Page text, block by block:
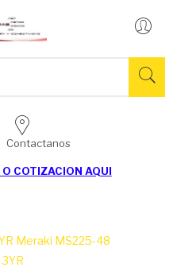
Contactanos
COTIZACION AQUI
Meraki MS225-48